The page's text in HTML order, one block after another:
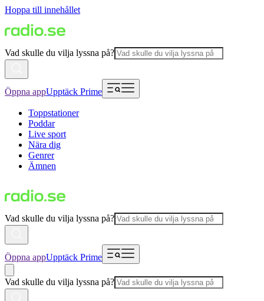
Hoppa till innehållet
Vad skulle du vilja lyssna på?
Öppna appUpptäck Prime
Toppstationer
Poddar
Live sport
Nära dig
Genrer
Ämnen
Vad skulle du vilja lyssna på?
Öppna appUpptäck Prime
Vad skulle du vilja lyssna på?